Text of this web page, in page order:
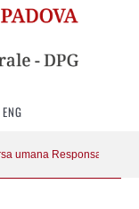
ENG
umana Responsabile